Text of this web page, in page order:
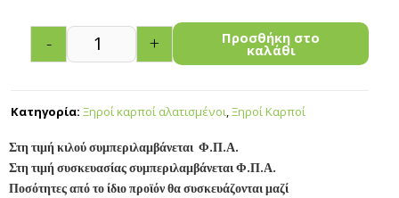
- + Προσθήκη στο
καλάθι
Κατηγορία: Ξηροί καρποί αλατισμένοι,Ξηροί Καρποί
Στη τιμή κιλού συμπεριλαμβάνεται Φ.Π.Α.
Στη τιμή συσκευασίας συμπεριλαμβάνεται Φ.Π.Α.
Ποσότητες από το ίδιο προϊόν θα συσκευάζονται μαζί